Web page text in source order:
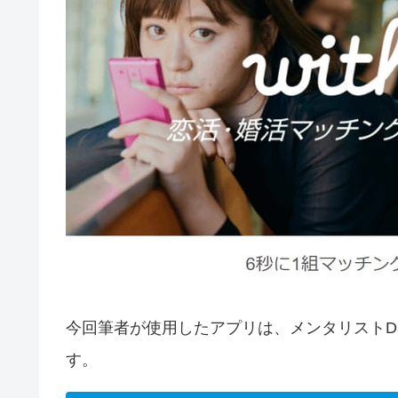
今回筆者が使用したアプリは、メンタリスト
す。